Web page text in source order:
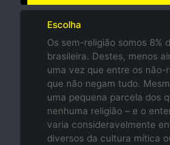
Escolha
Os sem-religião somos 8%
brasileira. Destes, menos
uma vez que entre os não-
que não negam tudo.
uma pequena parcela dos
nenhuma religião – e o
varia consideravelmente
diversos da cultura mítica